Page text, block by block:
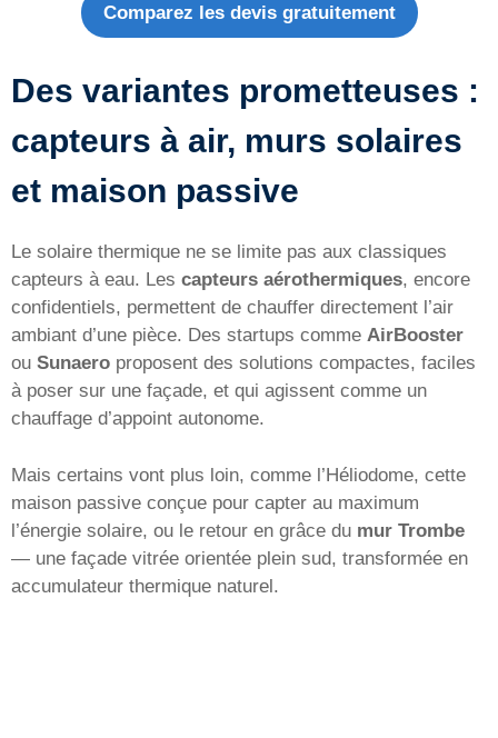
Comparez les devis gratuitement
Des variantes prometteuses :
capteurs à air, murs solaires
et maison passive
Le solaire thermique ne se limite pas aux classiques
capteurs à eau. Les capteurs aérothermiques, encore
confidentiels, permettent de chauffer directement l’air
ambiant d’une pièce. Des startups comme AirBooster
ou Sunaero proposent des solutions compactes, faciles
à poser sur une façade, et qui agissent comme un
chauffage d’appoint autonome.
Mais certains vont plus loin, comme l’Héliodome, cette
maison passive conçue pour capter au maximum
l’énergie solaire, ou le retour en grâce du mur Trombe
— une façade vitrée orientée plein sud, transformée en
accumulateur thermique naturel.